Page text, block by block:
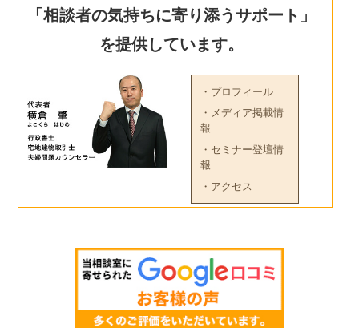
「相談者の気持ちに寄り添うサポート」
を提供しています。
・プロフィール
・メディア掲載情
報
・セミナー登壇情
報
・アクセス